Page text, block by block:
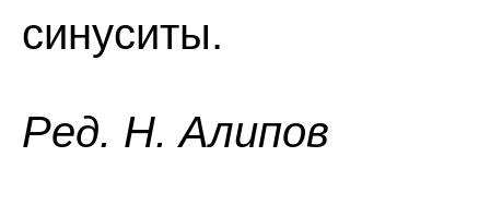
синуситы.
Ред. Н. Алипов